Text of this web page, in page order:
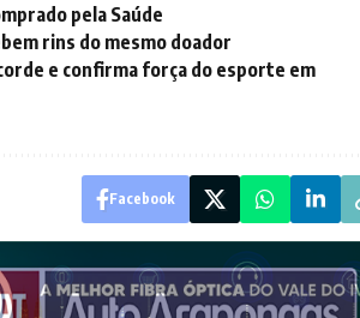
pela Saúde
rins do mesmo doador
e confirma força do esporte em
Facebook